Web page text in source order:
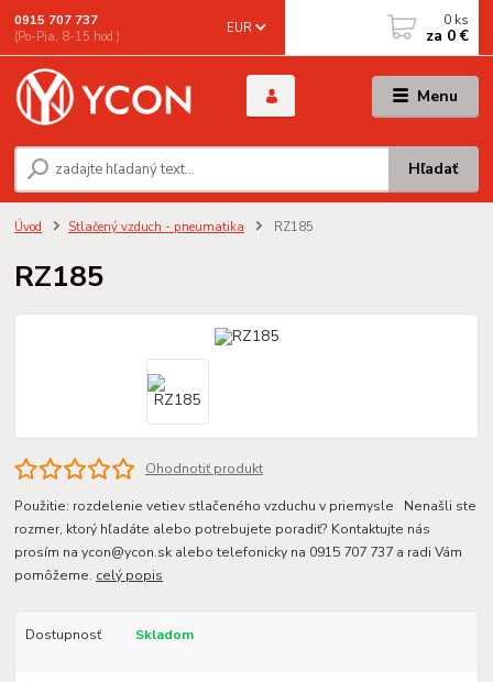
Menu
EUR
Hľadať
0915 707 737
(Po-Pia, 8-15 hod.)
0 ks
za 0 €
Úvod Stlačený vzduch - pneumatika RZ185
RZ185
Ohodnotiť produkt
Použitie: rozdelenie vetiev stlačeného vzduchu v priemysle Nenašli ste
rozmer, ktorý hľadáte alebo potrebujete poradiť? Kontaktujte nás
prosím na ycon@ycon.sk alebo telefonicky na 0915 707 737 a radi Vám
pomôžeme. celý popis
Dostupnosť Skladom